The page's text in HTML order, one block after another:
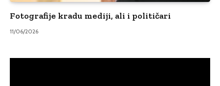
Fotografije kradu mediji, ali i političari
11/06/2026